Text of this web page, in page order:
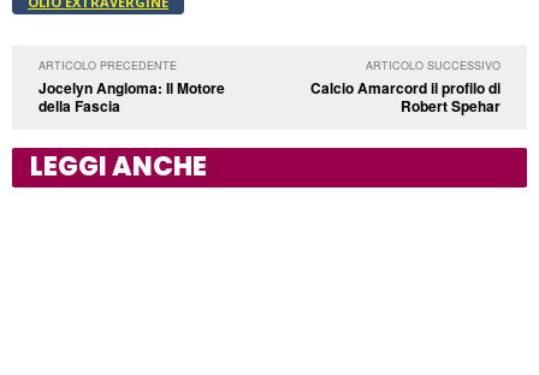
ARTICOLO PRECEDENTE
Jocelyn Angloma: Il Motore
della Fascia
ARTICOLO SUCCESSIVO
Calcio Amarcord il profilo di
Robert Spehar
LEGGI ANCHE